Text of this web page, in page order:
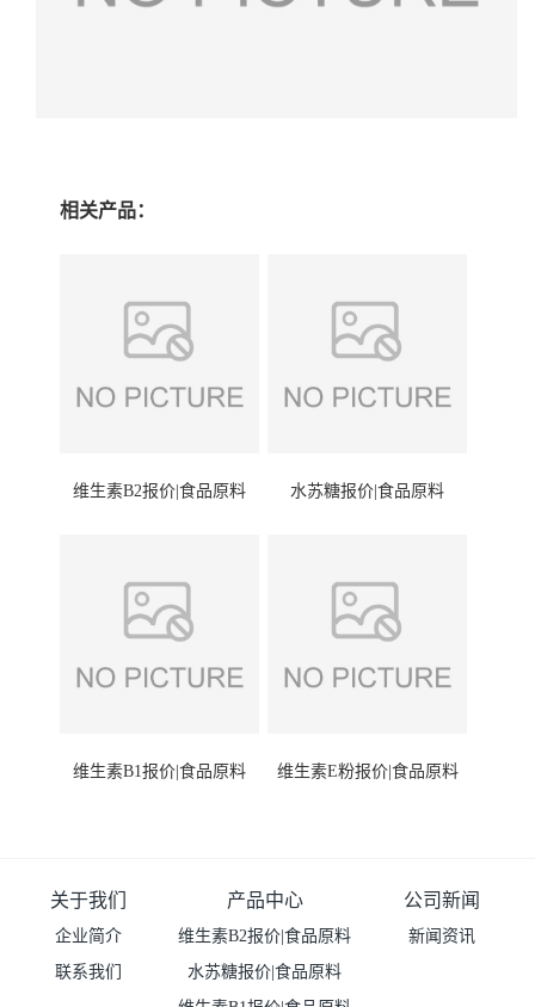
相关产品：
维生素B2报价|食品原料 水苏糖报价|食品原料
维生素B1报价|食品原料 维生素E粉报价|食品原料
关于我们
企业简介
联系我们
产品中心
维生素B2报价|食品原料
水苏糖报价|食品原料
公司新闻
新闻资讯